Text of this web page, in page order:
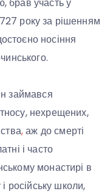
року за рішенням
носіння
займався
нехрещених,
,аж до смерті
і часто
монастирі в
і російську школи,